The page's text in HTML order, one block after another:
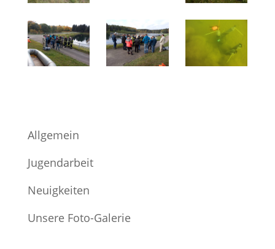
Allgemein
Jugendarbeit
Neuigkeiten
Unsere Foto-Galerie